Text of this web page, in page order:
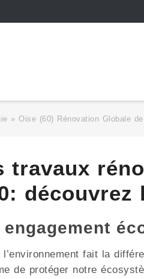
» Oise (60) Rénovation Globale
travaux
fait la
de protéger notre